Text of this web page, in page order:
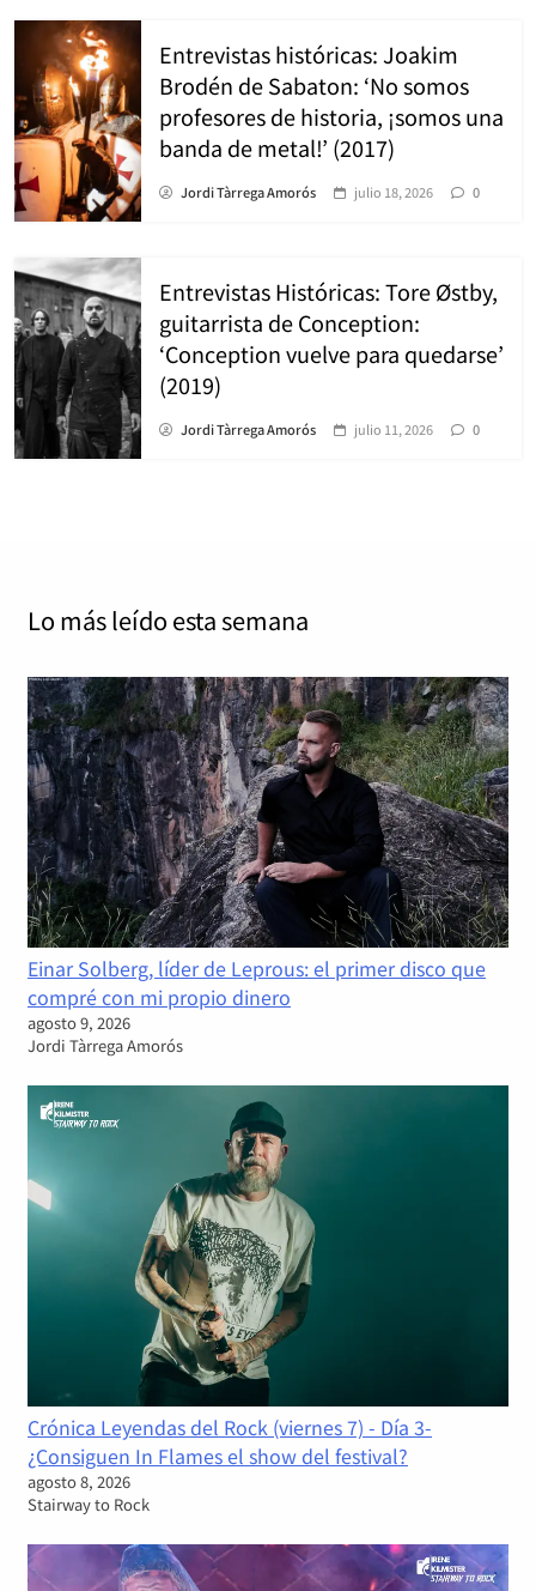
Entrevistas históricas: Joakim
Brodén de Sabaton: ‘No somos
profesores de historia, ¡somos una
banda de metal!’ (2017)
Jordi Tàrrega Amorós julio 18, 2026 0
Entrevistas Históricas: Tore Østby,
guitarrista de Conception:
‘Conception vuelve para quedarse’
(2019)
Jordi Tàrrega Amorós julio 11, 2026 0
Lo más leído esta semana
Einar Solberg, líder de Leprous: el primer disco que
compré con mi propio dinero
agosto 9, 2026
Jordi Tàrrega Amorós
Crónica Leyendas del Rock (viernes 7) - Día 3-
¿Consiguen In Flames el show del festival?
agosto 8, 2026
Stairway to Rock